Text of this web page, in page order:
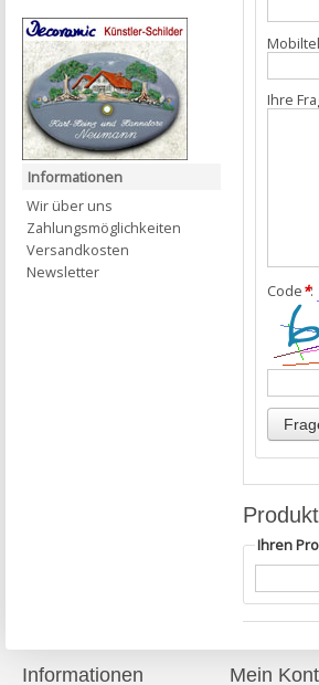
Ihre
Code*:
Ihren
Informationen
Wir über uns
Zahlungsmöglichkeiten
Versandkosten
Newsletter
Informationen Mein